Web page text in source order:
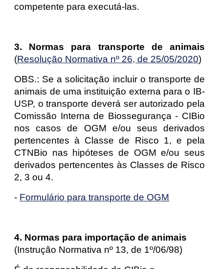
competente para executá-las.
3. Normas para transporte de animais
(Resolução Normativa nº 26, de 25/05/2020)
OBS.: Se a solicitação incluir o transporte de
animais de uma instituição externa para o IB-
USP, o transporte deverá ser autorizado pela
Comissão Interna de Biossegurança - CIBio
nos casos de OGM e/ou seus derivados
pertencentes à Classe de Risco 1, e pela
CTNBio nas hipóteses de OGM e/ou seus
derivados pertencentes às Classes de Risco
2, 3 ou 4.
- Formulário para transporte de OGM
4. Normas para importação de animais
(Instrução Normativa nº 13, de 1º/06/98)